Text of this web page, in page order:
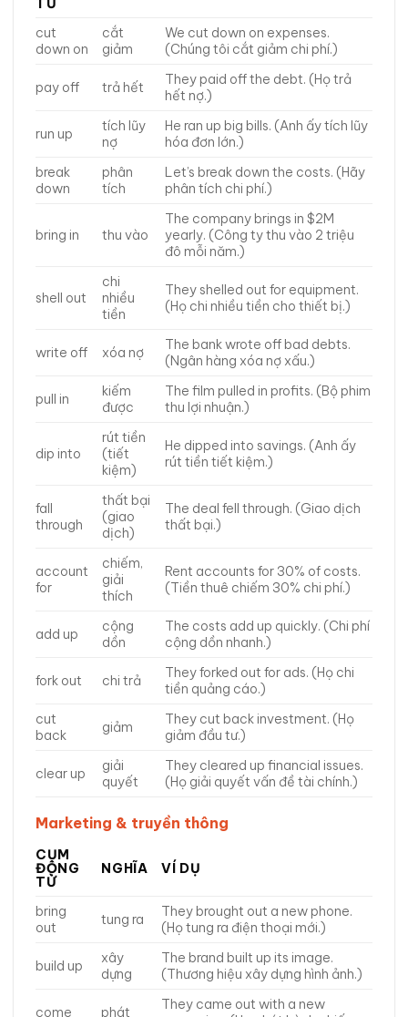
TỪ
cut
down on
cắt
giảm
We cut down on expenses.
(Chúng tôi cắt giảm chi phí.)
pay off trả hết
They paid off the debt. (Họ trả
hết nợ.)
run up
tích lũy
nợ
He ran up big bills. (Anh ấy tích lũy
hóa đơn lớn.)
break
down
phân
tích
Let’s break down the costs. (Hãy
phân tích chi phí.)
bring in thu vào
The company brings in $2M
yearly. (Công ty thu vào 2 triệu
đô mỗi năm.)
shell out
chi
nhiều
tiền
They shelled out for equipment.
(Họ chi nhiều tiền cho thiết bị.)
write off xóa nợ
The bank wrote off bad debts.
(Ngân hàng xóa nợ xấu.)
pull in
kiếm
được
The film pulled in profits. (Bộ phim
thu lợi nhuận.)
dip into
rút tiền
(tiết
kiệm)
He dipped into savings. (Anh ấy
rút tiền tiết kiệm.)
fall
through
thất bại
(giao
dịch)
The deal fell through. (Giao dịch
thất bại.)
account
for
chiếm,
giải
thích
Rent accounts for 30% of costs.
(Tiền thuê chiếm 30% chi phí.)
add up
cộng
dồn
The costs add up quickly. (Chi phí
cộng dồn nhanh.)
fork out chi trả
They forked out for ads. (Họ chi
tiền quảng cáo.)
cut
back
giảm
They cut back investment. (Họ
giảm đầu tư.)
clear up
giải
quyết
They cleared up financial issues.
(Họ giải quyết vấn đề tài chính.)
Marketing & truyền thông
CỤM
ĐỘNG
TỪ
NGHĨA VÍ DỤ
bring
out
tung ra
They brought out a new phone.
(Họ tung ra điện thoại mới.)
build up
xây
dựng
The brand built up its image.
(Thương hiệu xây dựng hình ảnh.)
come
phát
They came out with a new